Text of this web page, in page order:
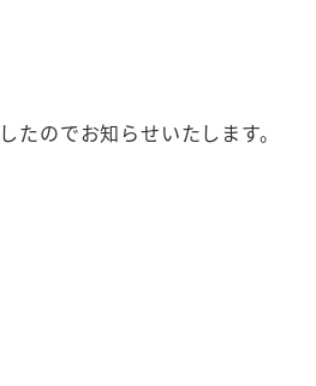
のでお知らせいたします。